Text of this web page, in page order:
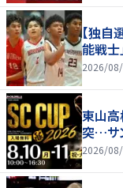
【独自
能戦士
2026/
東山高
突…サ
2026/